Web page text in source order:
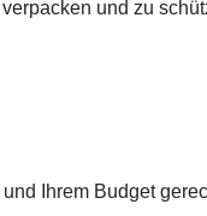
und zu
Ihrem Budget